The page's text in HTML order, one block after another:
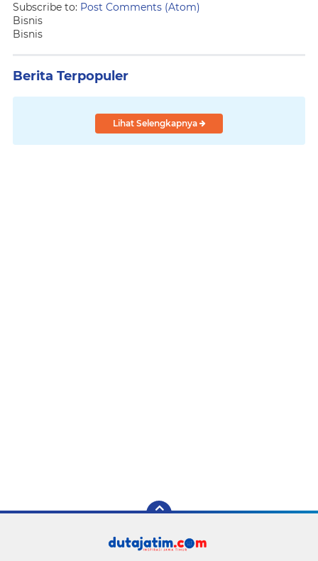
Subscribe to: Post Comments (Atom)
Bisnis
Bisnis
Berita Terpopuler
Lihat Selengkapnya